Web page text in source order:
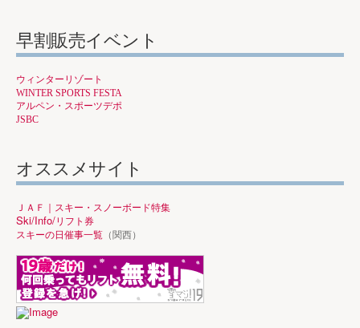
早割販売イベント
ウィンターリゾート
WINTER SPORTS FESTA
アルペン・スポーツデポ
JSBC
オススメサイト
ＪＡＦ｜スキー・スノーボード特集
Ski/Info/リフト券
スキーの日催事一覧 （関西）